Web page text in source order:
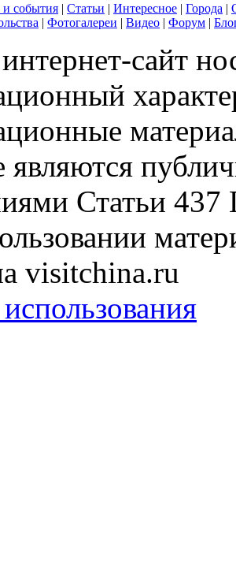
события | Статьи | Интересное | Города |
| Фотогалереи | Видео | Форум |
сайт
являются
Статьи 437
visitchina.ru